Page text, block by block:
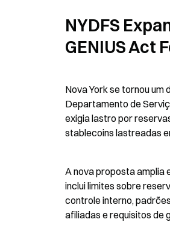
NYDFS
GENIUS Act
Nova York se tornou
Departamento de
exigia lastro por
stablecoins lastreadas
A nova proposta amplia
inclui limites sobre
controle interno,
afiliadas e requisitos de